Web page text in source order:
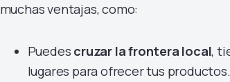
muchas ventajas, como:
Puedes cruzar la frontera local,
lugares para ofrecer tus productos.